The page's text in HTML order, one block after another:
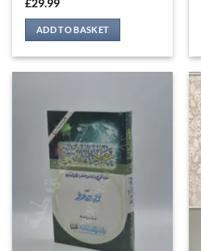
£29.99
ADD TO BASKET